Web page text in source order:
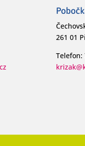
261 01
Telefon: